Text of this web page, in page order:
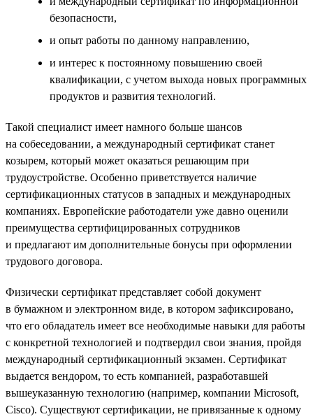
безопасности,
и опыт работы по данному направлению,
и интерес к постоянному повышению своей
квалификации, с учетом выхода новых программных
продуктов и развития технологий.
Такой специалист имеет намного больше шансов
на собеседовании, а международный сертификат станет
козырем, который может оказаться решающим при
трудоустройстве. Особенно приветствуется наличие
сертификационных статусов в западных и международных
компаниях. Европейские работодатели уже давно оценили
преимущества сертифицированных сотрудников
и предлагают им дополнительные бонусы при оформлении
трудового договора.
Физически сертификат представляет собой документ
в бумажном и электронном виде, в котором зафиксировано,
что его обладатель имеет все необходимые навыки для работы
с конкретной технологией и подтвердил свои знания, пройдя
международный сертификационный экзамен. Сертификат
выдается вендором, то есть компанией, разработавшей
вышеуказанную технологию (например, компании Microsoft,
Cisco). Существуют сертификации, не привязанные к одному